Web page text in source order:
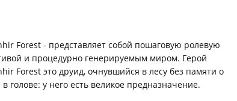
Forest - представляет собой пошаговую ролевую
и процедурно генерируемым миром. Герой
Forest это друид, очнувшийся в лесу без памяти о
голове: у него есть великое предназначение.